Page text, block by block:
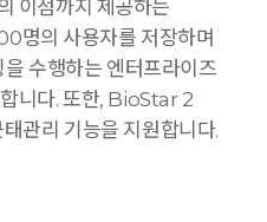
이점까지 제공하는
명의 사용자를 저장하며
수행하는 엔터프라이즈
니다. 또한, BioStar 2
관리 기능을 지원합니다.